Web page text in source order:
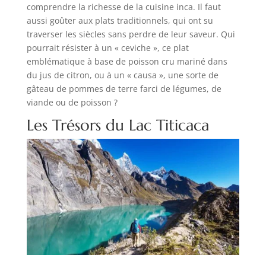
comprendre la richesse de la cuisine inca. Il faut
aussi goûter aux plats traditionnels, qui ont su
traverser les siècles sans perdre de leur saveur. Qui
pourrait résister à un « ceviche », ce plat
emblématique à base de poisson cru mariné dans
du jus de citron, ou à un « causa », une sorte de
gâteau de pommes de terre farci de légumes, de
viande ou de poisson ?
Les Trésors du Lac Titicaca